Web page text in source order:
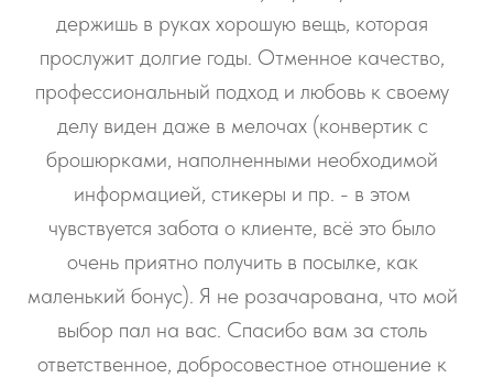
держишь в руках хорошую вещь, которая
прослужит долгие годы. Отменное качество,
профессиональный подход и любовь к своему
делу виден даже в мелочах (конвертик с
брошюрками, наполненными необходимой
информацией, стикеры и пр. - в этом
чувствуется забота о клиенте, всё это было
очень приятно получить в посылке, как
маленький бонус). Я не розачарована, что мой
выбор пал на вас. Спасибо вам за столь
ответственное, добросовестное отношение к